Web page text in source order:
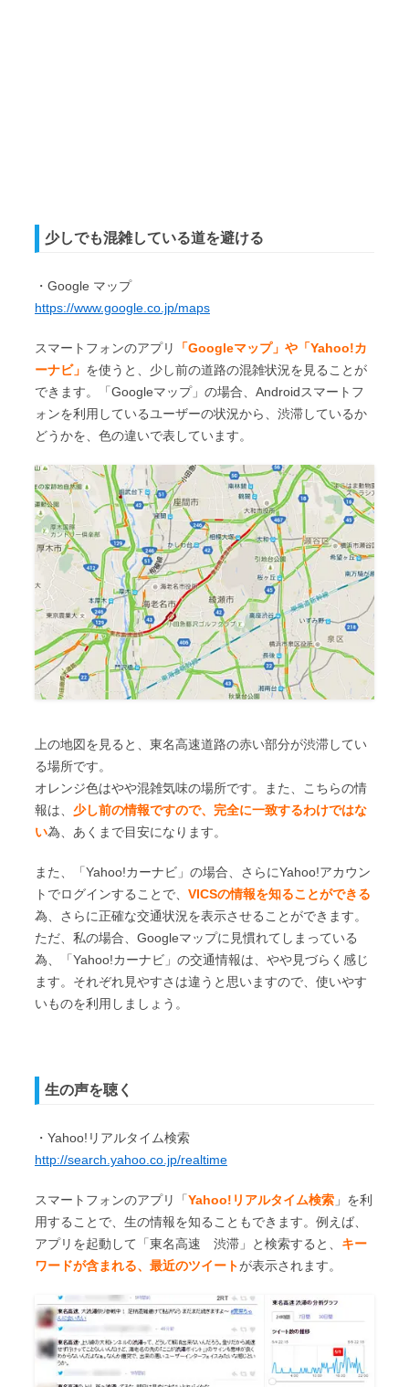
少しでも混雑している道を避ける
・Google マップ
https://www.google.co.jp/maps
スマートフォンのアプリ
「Googleマップ」や「Yahoo!カ
ーナビ」 を使うと、少し前の道路の混雑状況を見ることが
できます。「Googleマップ」の場合、Androidスマートフ
ォンを利用しているユーザーの状況から、渋滞しているか
どうかを、色の違いで表しています。
上の地図を見ると、東名高速道路の赤い部分が渋滞してい
る場所です。
オレンジ色はやや混雑気味の場所です。また、こちらの情
報は、 少し前の情報ですので、完全に一致するわけではな
い為、あくまで目安になります。
また、「Yahoo!カーナビ」の場合、さらにYahoo!アカウン
トでログインすることで、 VICSの情報を知ることができる
為、さらに正確な交通状況を表示させることができます。
ただ、私の場合、Googleマップに見慣れてしまっている
為、「Yahoo!カーナビ」の交通情報は、やや見づらく感じ
ます。それぞれ見やすさは違うと思いますので、使いやす
いものを利用しましょう。
生の声を聴く
・Yahoo!リアルタイム検索
http://search.yahoo.co.jp/realtime
スマートフォンのアプリ「Yahoo!リアルタイム検索 」を利
用することで、生の情報を知ることもできます。例えば、
アプリを起動して「東名高速 渋滞」と検索すると、 キー
ワードが含まれる、最近のツイートが表示されます。